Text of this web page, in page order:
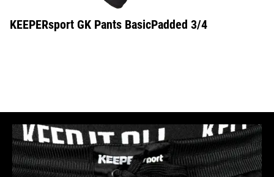
KEEPERsport GK Pants BasicPadded 3/4